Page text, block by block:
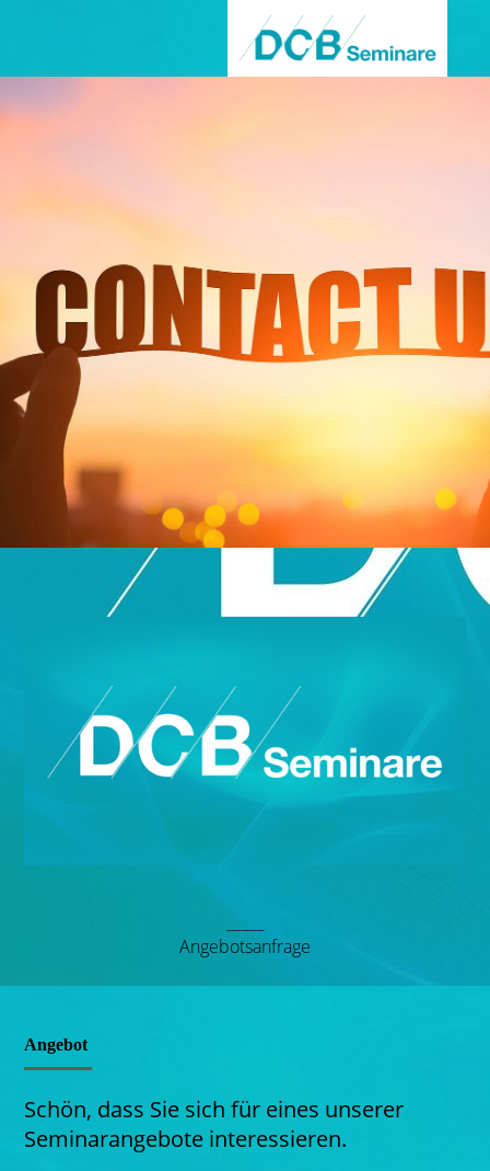
Angebots­anfrage
Angebot
Schön, dass Sie sich für eines unserer
Seminarangebote interessieren.